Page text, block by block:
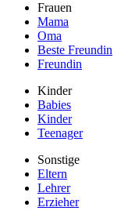
Frauen
Mama
Oma
Beste Freundin
Freundin
Kinder
Babies
Kinder
Teenager
Sonstige
Eltern
Lehrer
Erzieher